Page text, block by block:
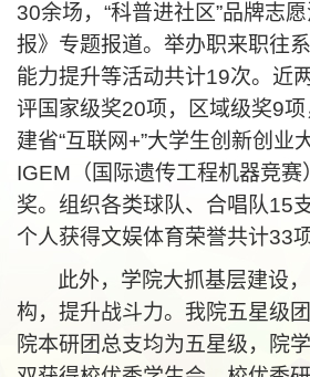
30余场，“科普进社区”品牌志
报》专题报道。举办职来职往
能力提升等活动共计19次。近
评国家级奖20项，区域级奖9
建省“互联网+”大学生创新创业
IGEM（国际遗传工程机器竞
奖。组织各类球队、合唱队15
个人获得文娱体育荣誉共计33项
此外，学院大抓基层建设
构，提升战斗力。我院五星级
院本研团总支均为五星级，院